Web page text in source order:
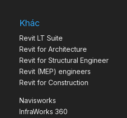
Khác
Revit LT Suite
Revit for Architecture
Revit for Structural Engineer
Revit (MEP) engineers
Revit for Construction
Navisworks
InfraWorks 360